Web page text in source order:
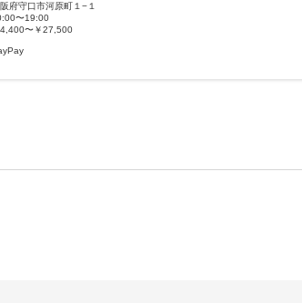
府守口市河原町１−１
〜19:00
4,400〜￥27,500